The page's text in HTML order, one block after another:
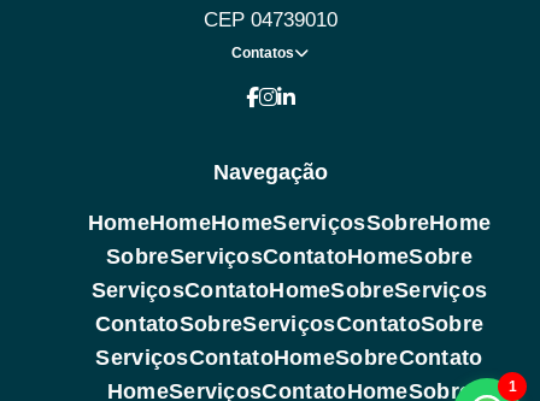
CEP 04739010
Contatos
Navegação
HomeHomeHomeServiçosSobreHome
SobreServiçosContatoHomeSobre
ServiçosContatoHomeSobreServiços
ContatoSobreServiçosContatoSobre
ServiçosContatoHomeSobreContato
HomeServiçosContatoHomeSobre 1